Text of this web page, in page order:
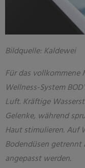
Bildquelle: Kaldewei
Für das vollkommene
Wellness-System
Luft. Kräftige
Gelenke, während
Haut stimulieren. Auf
Bodendüsen
angepasst werden.